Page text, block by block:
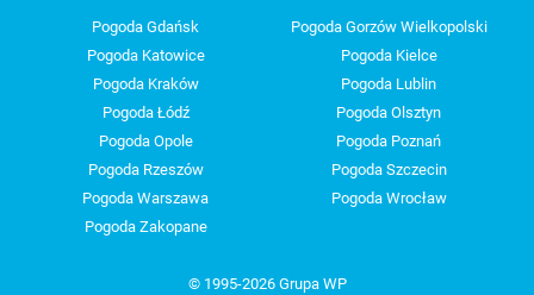
Pogoda Gdańsk
Pogoda Gorzów Wielkopolski
Pogoda Katowice
Pogoda Kielce
Pogoda Kraków
Pogoda Lublin
Pogoda Łódź
Pogoda Olsztyn
Pogoda Opole
Pogoda Poznań
Pogoda Rzeszów
Pogoda Szczecin
Pogoda Warszawa
Pogoda Wrocław
Pogoda Zakopane
© 1995-2026 Grupa WP